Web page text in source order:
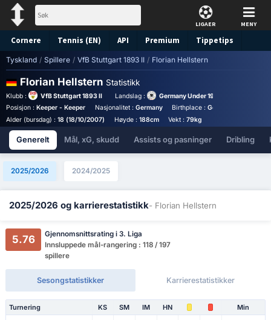
LIGAER MENY
Cornere Tennis (EN) API Premium Tippetips
Tyskland / Spillere / VfB Stuttgart 1893 II / Florian Hellstern
Florian Hellstern Statistikk
Klubb : VfB Stuttgart 1893 II Landslag :
Germany Under 19
Posisjon : Keeper - Keeper Nasjonalitet : Germany Birthplace :Germany - Germany
Alder (bursdag) : 18 (18/10/2007) Høyde : 188cm Vekt :79kg
Generelt Mål, xG, skudd Assists og pasninger Dribling
2025/2026 2024/2025
2025/2026 og karrierestatistikk- Florian Hellstern
5.76
Gjennomsnittsrating i 3. Liga
Innsluppede mål-rangering : 118 / 197
spillere
Sesongstatistikker Karrierestatistikker
Turnering KS SM IM HN Min